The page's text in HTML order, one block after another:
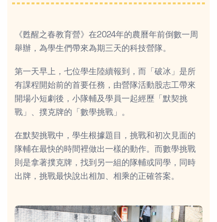
《甦醒之春教育營》在2024年的農曆年前倒數一周
舉辦，為學生們帶來為期三天的科技營隊。
第一天早上，七位學生陸續報到，而「破冰」是所
有課程開始前的首要任務，由營隊活動股志工帶來
開場小短劇後，小隊輔及學員一起經歷「默契挑
戰」、撲克牌的「數學挑戰」。
在默契挑戰中，學生根據題目，挑戰和初次見面的
隊輔在最快的時間裡做出一樣的動作。而數學挑戰
則是拿著撲克牌，找到另一組的隊輔或同學，同時
出牌，挑戰最快說出相加、相乘的正確答案。